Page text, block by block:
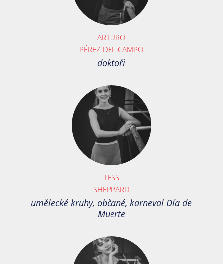
ARTURO
PÉREZ DEL CAMPO
doktoři
TESS
SHEPPARD
umělecké kruhy, občané, karneval Día de
Muerte